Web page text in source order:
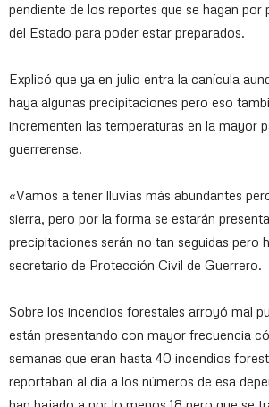
pendiente de los reportes que se hagan por
del Estado para poder estar preparados.
Explicó que ya en julio entra la canícula
haya algunas precipitaciones pero eso
incrementen las temperaturas en la mayor
guerrerense.
«Vamos a tener lluvias más abundantes
sierra, pero por la forma se estarán
precipitaciones serán no tan seguidas pero
secretario de Protección Civil de Guerrero.
Sobre los incendios forestales arroyó mal
están presentando con mayor frecuencia
semanas que eran hasta 40 incendios
reportaban al día a los números de esa